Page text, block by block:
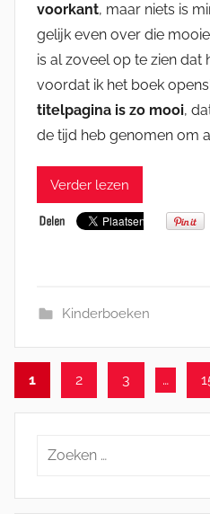
voorkant, maar niets is
gelijk even over die
is al zoveel op te zien dat
voordat ik het boek
titelpagina is zo mooi,
de tijd heb genomen om
Verder lezen
Kinderboeken
Berichten
paginering
1 2 3 …
Zoeken